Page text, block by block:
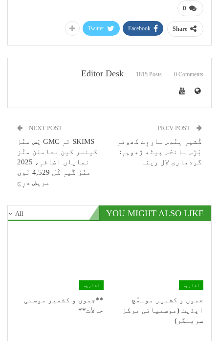
0
Share
Facebook
Twitter
Editor Desk 1815 Posts 0 Comments
کٔشیٖرِ ہٕنٛدِس سارِوٕے کھۄتہٕ
بٔڑِس سانحَس پیٹھ ژھۄپہٕ:
گردھاری لال رینا
NEXT POST
SKIMS تہٕ GMC یَس منٛز
کینسر کین معاملن منٛز
نمایاں اضافہٕ، 2025
منٛز گٔیہٕ کُل 4,529 نٔوۍ
مریض درٕج
All YOU MIGHT ALSO LIKE
اداریہ
جموں و کشمیر موسمُچ
اپڈیٹ (موسمیاتی مرکز
سرینگر)
اداریہ
**جموں و كشمیر موسمی
حالأت**